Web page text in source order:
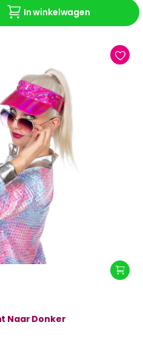
In winkelwagen
Naar Donker